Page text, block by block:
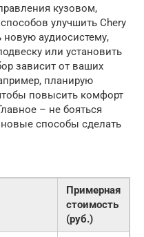
кузовом,
улучшить Chery
аудиосистему,
или установить
зависит от ваших
планирую
повысить комфорт
– не бояться
способы сделать
Примерная
стоимость
(руб.)